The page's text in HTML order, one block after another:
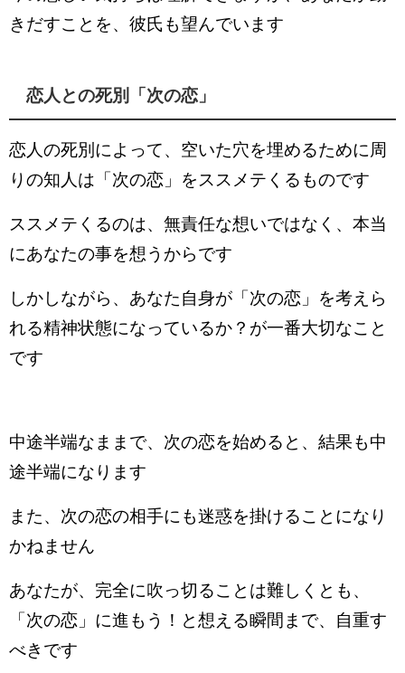
きだすことを、彼氏も望んでいます
恋人との死別「次の恋」
恋人の死別によって、空いた穴を埋めるために周
りの知人は「次の恋」をススメテくるものです
ススメテくるのは、無責任な想いではなく、本当
にあなたの事を想うからです
しかしながら、あなた自身が「次の恋」を考えら
れる精神状態になっているか？が一番大切なこと
です
中途半端なままで、次の恋を始めると、結果も中
途半端になります
また、次の恋の相手にも迷惑を掛けることになり
かねません
あなたが、完全に吹っ切ることは難しくとも、
「次の恋」に進もう！と想える瞬間まで、自重す
べきです